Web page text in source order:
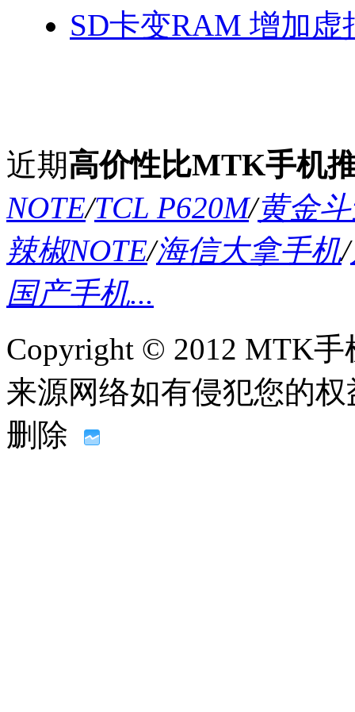
SD卡变RAM 增加虚
近期高价性比MTK手机
NOTE/TCL P620M/黄金
辣椒NOTE/海信大拿手机/
国产手机...
Copyright © 2012 MTK
来源网络如有侵犯您的
删除